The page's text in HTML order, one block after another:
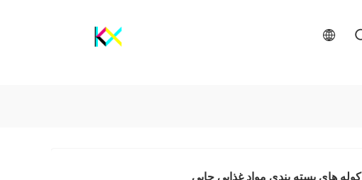
کوله های بسته بندی مواد غذایی چاپی